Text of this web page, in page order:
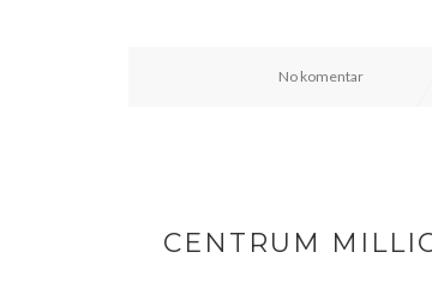
No komentar
CENTRUM